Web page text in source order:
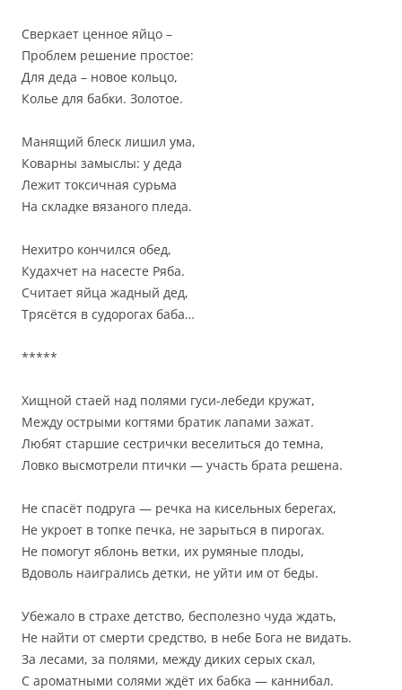
Сверкает ценное яйцо –
Проблем решение простое:
Для деда – новое кольцо,
Колье для бабки. Золотое.
Манящий блеск лишил ума,
Коварны замыслы: у деда
Лежит токсичная сурьма
На складке вязаного пледа.
Нехитро кончился обед,
Кудахчет на насесте Ряба.
Считает яйца жадный дед,
Трясётся в судорогах баба…
*****
Хищной стаей над полями гуси-лебеди кружат,
Между острыми когтями братик лапами зажат.
Любят старшие сестрички веселиться до темна,
Ловко высмотрели птички — участь брата решена.
Не спасёт подруга — речка на кисельных берегах,
Не укроет в топке печка, не зарыться в пирогах.
Не помогут яблонь ветки, их румяные плоды,
Вдоволь наигрались детки, не уйти им от беды.
Убежало в страхе детство, бесполезно чуда ждать,
Не найти от смерти средство, в небе Бога не видать.
За лесами, за полями, между диких серых скал,
С ароматными солями ждёт их бабка — каннибал.